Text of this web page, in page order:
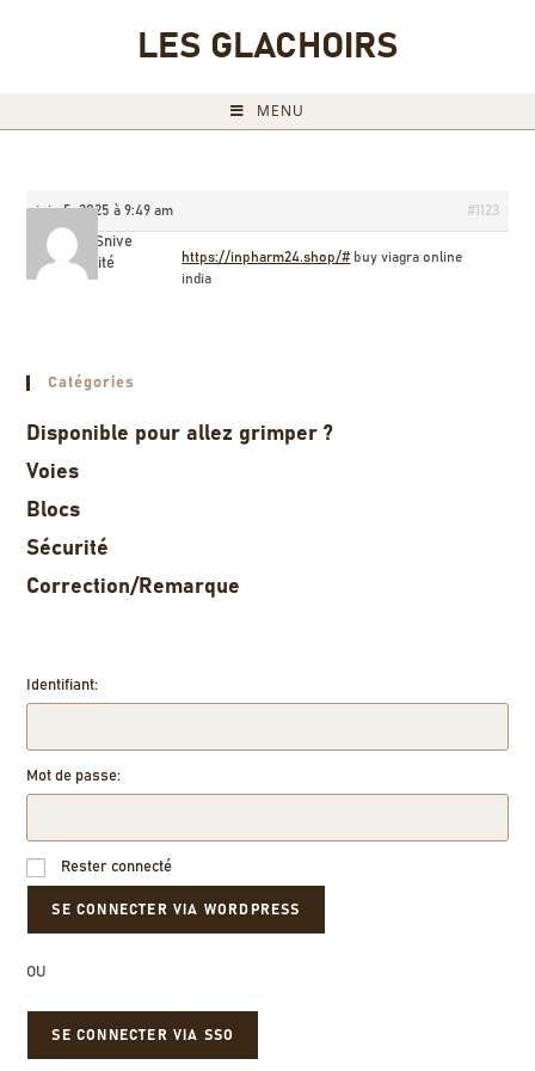
LES GLACHOIRS
MENU
juin 5, 2025 à 9:49 am #1123
WilliamSnive
Invité
https://inpharm24.shop/# buy viagra online
india
Catégories
Disponible pour allez grimper ?
Voies
Blocs
Sécurité
Correction/Remarque
Identifiant:
Mot de passe:
Rester connecté
OU
SE CONNECTER VIA SSO